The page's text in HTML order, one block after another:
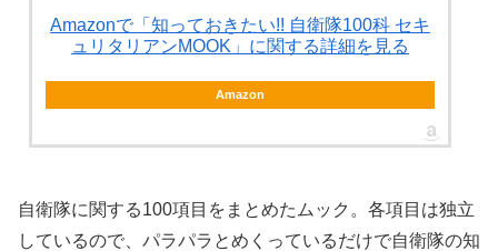
Amazonで「知っておきたい!! 自衛隊100科 セキ
ュリタリアンMOOK」に関する詳細を見る
Amazon
自衛隊に関する100項目をまとめたムック。各項目は独立
しているので、パラパラとめくっているだけで自衛隊の知